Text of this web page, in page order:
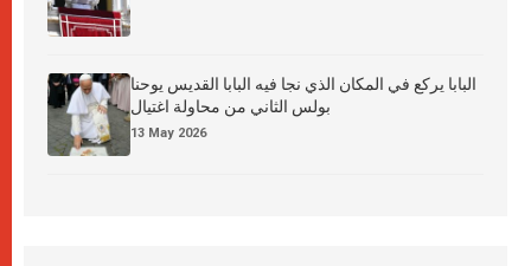
البابا يركع في المكان الذي نجا فيه البابا القديس يوحنا
بولس الثاني من محاولة اغتيال
13 May 2026